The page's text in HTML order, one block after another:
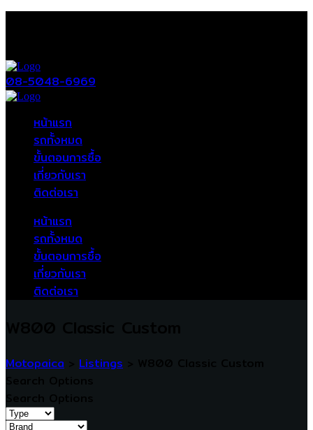
08-5048-6969
หน้าแรก
รถทั้งหมด
ขั้นตอนการซื้อ
เกี่ยวกับเรา
ติดต่อเรา
หน้าแรก
รถทั้งหมด
ขั้นตอนการซื้อ
เกี่ยวกับเรา
ติดต่อเรา
Motopaica Listings